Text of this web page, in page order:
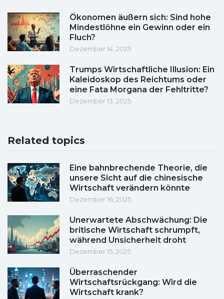
Ökonomen äußern sich: Sind hohe
Mindestlöhne ein Gewinn oder ein
Fluch?
Dezember 14, 2025
Trumps Wirtschaftliche Illusion: Ein
Kaleidoskop des Reichtums oder
eine Fata Morgana der Fehltritte?
Dezember 13, 2025
Related topics
Eine bahnbrechende Theorie, die
unsere Sicht auf die chinesische
Wirtschaft verändern könnte
Dezember 16, 2025
Unerwartete Abschwächung: Die
britische Wirtschaft schrumpft,
während Unsicherheit droht
Dezember 15, 2025
Überraschender
Wirtschaftsrückgang: Wird die
Wirtschaft krank?